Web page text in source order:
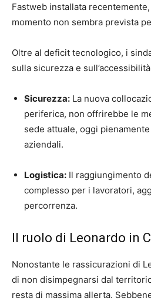
Fastweb installata
momento non sembra prevista
Oltre al deficit tecnologico, i
sulla sicurezza e
Sicurezza: La nuova
periferica, non offrirebbe le
sede attuale, oggi
aziendali.
Logistica: Il raggiungimento
complesso per i lavoratori,
percorrenza.
Il ruolo di Leonardo in
Nonostante le rassicurazioni di
di non disimpegnarsi dal
resta di massima allerta.